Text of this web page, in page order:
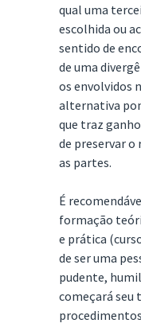
qual uma
escolhida ou
sentido de
de uma
os envolvidos
alternativa
que traz
de preservar
as partes.
É
formação
e prática
de ser uma
pudente,
começará seu